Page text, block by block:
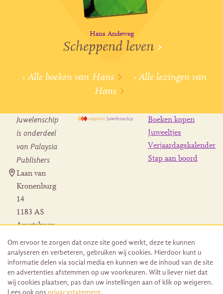
Hans Andeweg
Scheppend leven ›
› Alle boeken van Hans
› Alle lezingen van
Hans
Juwelenschip
is onderdeel
van Palaysia
Publishers
Laan van
Kronenburg
14
1183 AS
Amstelveen
Herroeping
bestelling
Boeken kopen
Juweeltjes
Verjaardagskalender
Stap aan boord
Om ervoor te zorgen dat onze site goed werkt, deze te kunnen
analyseren en verbeteren, gebruiken wij cookies. Hierdoor kunt u
informatie delen via social media en kunnen we de inhoud van de site
en advertenties afstemmen op uw voorkeuren. Wilt u liever niet dat
wij cookies plaatsen, pas dan uw instellingen aan of klik op weigeren.
Lees ook ons privacystatement.